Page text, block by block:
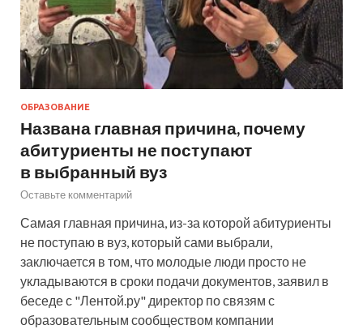
ОБРАЗОВАНИЕ
Названа главная причина, почему
абитуриенты не поступают
в выбранный вуз
Оставьте комментарий
Самая главная причина, из-за которой абитуриенты
не поступаю в вуз, который сами выбрали,
заключается в том, что молодые люди просто не
укладываются в сроки подачи документов, заявил в
беседе с "Лентой.ру" директор по связям с
образовательным сообществом компании